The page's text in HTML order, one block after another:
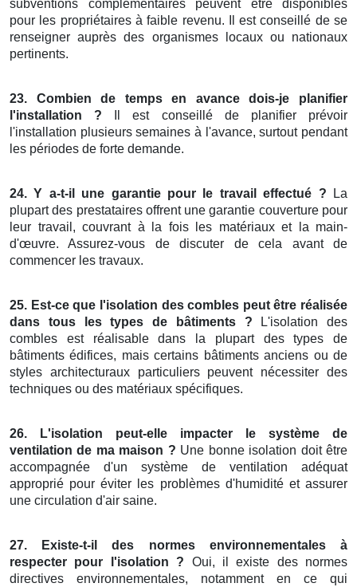
subventions complémentaires peuvent être disponibles
pour les propriétaires à faible revenu. Il est conseillé de se
renseigner auprès des organismes locaux ou nationaux
pertinents.
23. Combien de temps en avance dois-je planifier
l'installation ? Il est conseillé de planifier prévoir
l'installation plusieurs semaines à l'avance, surtout pendant
les périodes de forte demande.
24. Y a-t-il une garantie pour le travail effectué ? La
plupart des prestataires offrent une garantie couverture pour
leur travail, couvrant à la fois les matériaux et la main-
d'œuvre. Assurez-vous de discuter de cela avant de
commencer les travaux.
25. Est-ce que l'isolation des combles peut être réalisée
dans tous les types de bâtiments ? L'isolation des
combles est réalisable dans la plupart des types de
bâtiments édifices, mais certains bâtiments anciens ou de
styles architecturaux particuliers peuvent nécessiter des
techniques ou des matériaux spécifiques.
26. L'isolation peut-elle impacter le système de
ventilation de ma maison ? Une bonne isolation doit être
accompagnée d'un système de ventilation adéquat
approprié pour éviter les problèmes d'humidité et assurer
une circulation d'air saine.
27. Existe-t-il des normes environnementales à
respecter pour l'isolation ? Oui, il existe des normes
directives environnementales, notamment en ce qui